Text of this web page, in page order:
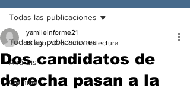
Todas las publicaciones
Análisis
Opinión
Todas las publicaciones
Dos candidatos de
derecha pasan a la
yamileinforme21
18 ago 2025 2 min de lectura